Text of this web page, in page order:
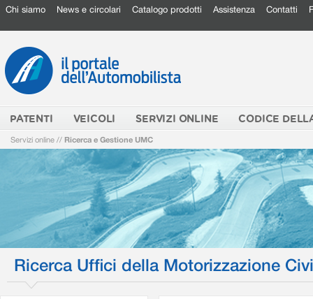
Chi siamo News e circolari Catalogo prodotti Assistenza Contatti
PATENTI VEICOLI SERVIZI ONLINE CODICE
Servizi online // Ricerca e Gestione UMC
Ricerca Uffici della Motorizzazione